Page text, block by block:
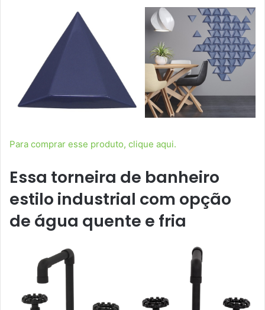
Para comprar esse produto, clique aqui.
Essa torneira de banheiro
estilo industrial com opção
de água quente e fria